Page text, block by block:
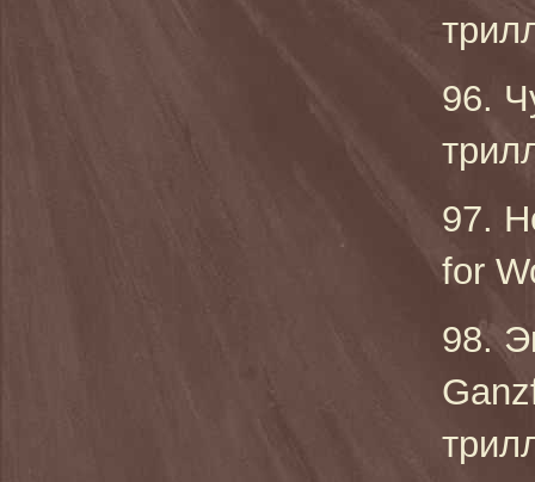
96.
97.
for
98.